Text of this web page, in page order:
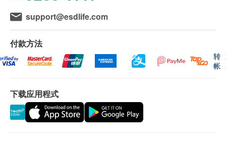
在沸水中加热后，包装袋会变得烫热，开封时请注
意小心烫伤
使用微波炉加热后，容器等也会变得烫热，从微波
炉中取出时请小心烫伤
在购买任何软餐及吞咽辅助产品前，应先询问熟知
吞咽困难的专业人士作全面评估
(附加费可能因应货品尺寸及重量而调整)
我们将于确定订单后5-7个工作天内安排发货。
不排除运送时间会因节日而有所影响。 当八号烈
风讯号悬挂或黑色暴雨警告生效时，送货服务时间
将会延迟。
所有订单须视乎相关货品的供应情况再作最后确
活易有权拒绝接受该订单，并且会于送货前透过电
话或电邮通知顾客再作安排。
support@esdlife.com
付款方法
转
帐
下载应用程式